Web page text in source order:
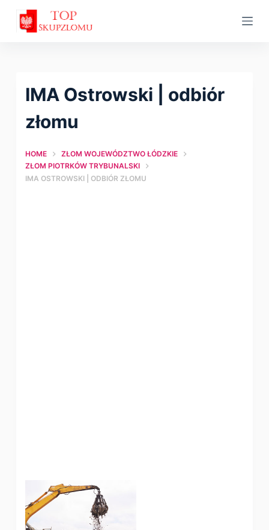
IMA Ostrowski | оdbiór
złomu
HOME
ZŁOM WOJEWÓDZTWO ŁÓDZKIE
ZŁOM PIOTRKÓW TRYBUNALSKI
IMA OSTROWSKI | ОDBIÓR ZŁOMU